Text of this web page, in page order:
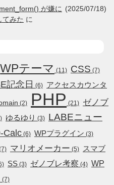
(2025/07/18)
が嫌に
てみた に
WPテーマ (11) CSS (7)
記念日 (6) アクセスカウンタ
(2) PHP (21) ゼノブ
ゆるゆり (3) LABEニュー
Calc (6) WPプラグイン (3)
マリオメーカー (5)
スマブ
SS (3) ゼノブレ考察 (4) WP
(7)